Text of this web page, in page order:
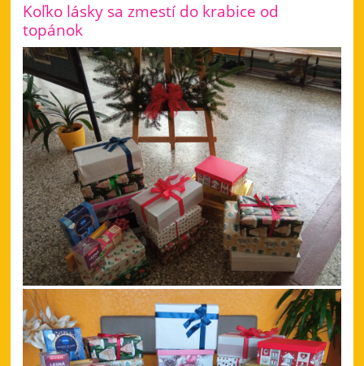
Koľko lásky sa zmestí do krabice od
topánok